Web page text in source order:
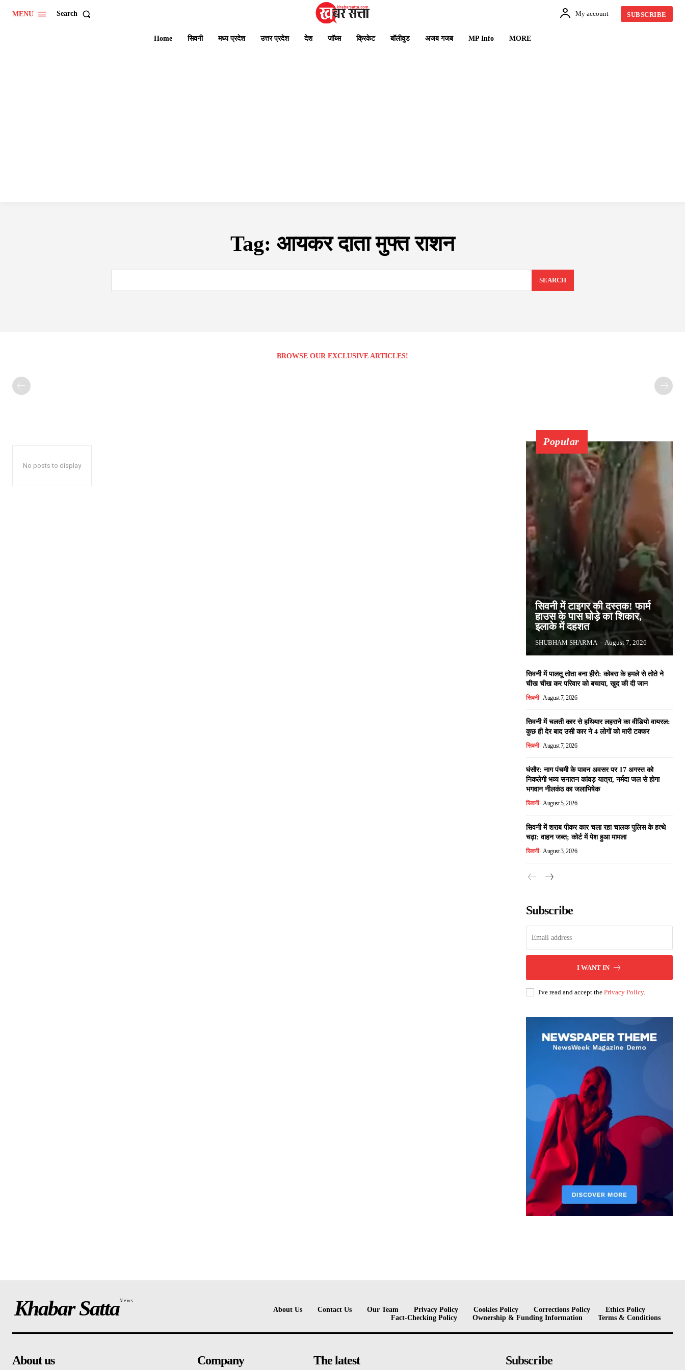
MENU Search My account SUBSCRIBE
Home सिवनी मध्य प्रदेश उत्तर प्रदेश देश जॉब्स क्रिकेट बॉलीवुड अजब गजब MP Info MORE
Tag: आयकर दाता मुफ्त राशन
SEARCH
BROWSE OUR EXCLUSIVE ARTICLES!
No posts to display
Popular
सिवनी में टाइगर की दस्तक! फार्म
हाउस के पास घोड़े का शिकार,
इलाके में दहशत
SHUBHAM SHARMA - August 7, 2026
सिवनी में पालतू तोता बना हीरो: कोबरा के हमले से तोते ने
चीख चीख कर परिवार को बचाया, खुद की दी जान
सिवनी August 7, 2026
सिवनी में चलती कार से हथियार लहराने का वीडियो वायरल:
कुछ ही देर बाद उसी कार ने 4 लोगों को मारी टक्कर
सिवनी August 7, 2026
घंसौर: नाग पंचमी के पावन अवसर पर 17 अगस्त को
निकलेगी भव्य सनातन कांवड़ यात्रा, नर्मदा जल से होगा
भगवान नीलकंठ का जलाभिषेक
सिवनी August 5, 2026
सिवनी में शराब पीकर कार चला रहा चालक पुलिस के हत्थे
चढ़ा: वाहन जब्त; कोर्ट में पेश हुआ मामला
सिवनी August 3, 2026
Subscribe
I WANT IN
I've read and accept the Privacy Policy.
Khabar SattaNews
About Us Contact Us Our Team Privacy Policy Cookies Policy Corrections Policy
Ethics Policy
Fact-Checking Policy
Ownership & Funding Information Terms & Conditions
About us Company The latest Subscribe